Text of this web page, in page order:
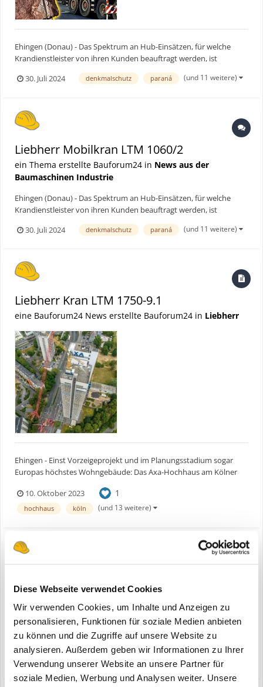
Diese Webseite verwendet Cookies
Wir verwenden Cookies, um Inhalte und Anzeigen zu
personalisieren, Funktionen für soziale Medien anbieten
zu können und die Zugriffe auf unsere Website zu
analysieren. Außerdem geben wir Informationen zu Ihrer
Verwendung unserer Website an unsere Partner für
soziale Medien, Werbung und Analysen weiter. Unsere
Ehingen (Donau) - Das Spektrum an Hub-Einsätzen, für welche
Krandienstleister von ihren Kunden beauftragt werden, ist
durchaus vielfältig. Einen Kran-Job der besonderen Art erledigte
das argentinische Unternehmen GRÚAS BOVIER SRL in der Provinz
30. Juli 2024 denkmalschutz paraná (und 11 weitere)
Liebherr Mobilkran LTM 1060/2
ein Thema erstellte Bauforum24 in News aus der
Baumaschinen Industrie
Ehingen (Donau) - Das Spektrum an Hub-Einsätzen, für welche
Krandienstleister von ihren Kunden beauftragt werden, ist
das argentinische Unternehmen GRÚAS BOVIER SRL in der Provinz
30. Juli 2024 denkmalschutz paraná (und 11 weitere)
Liebherr Kran LTM 1750-9.1
eine Bauforum24 News erstellte Bauforum24 in Liebherr
Ehingen - Einst Vorzeigeprojekt und im Planungsstadium sogar
Europas höchstes Wohngebäude: Das Axa-Hochhaus am Kölner
Menschen auf 43 der insgesamt 45 Stockwerke Wohnraum. Da die
Waschbeton-Balkone des Baus schon längere Zeit marode...
10. Oktober 2023 1
hochhaus köln (und 13 weitere)
ein Thema erstellte Bauforum24 inNews aus der
Baumaschinen Industrie
Ehingen - Einst Vorzeigeprojekt und im Planungsstadium sogar
Europas höchstes Wohngebäude: Das Axa-Hochhaus am Kölner
Rheinufer wurde 1973 fertiggestellt und bietet bis heute rund 1000
Menschen auf 43 der insgesamt 45 Stockwerke Wohnraum. Da die
Waschbeton-Balkone des Baus schon längere Zeit marode...
10. Oktober 2023 liebherr (und 13 weitere)